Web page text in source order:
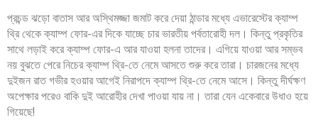
প্রচন্ড ঝড়ো বাতাস আর অস্থিমজ্জা জমাট করে দেয়া ঠান্ডার মধ্যে এভারেস্টের ক্যাম্প
থ্রি থেকে ক্যাম্প ফোর-এর দিকে যাচ্ছে চার ভারতীয় পর্বতারোহী দল। কিন্তু প্রকৃতির
সাথে লড়াই করে ক্যাম্প ফোর-এ আর যাওয়া হলনা তাদের। এগিয়ে যাওয়া আর সম্ভব
নয় বুঝতে পেরে নিচের ক্যাম্প থ্রি-তে নেমে আসতে শুরু করে তারা। চারজনের মধ্যে
দুইজন রাত গভীর হওয়ার আগেই নিরাপদে ক্যাম্প থ্রি-তে নেমে আসে। কিন্তু দীর্ঘক্ষণ
অপেক্ষার পরেও বাকি দুই আরোহীর দেখা পাওয়া যায় না। তারা যেন একেবারে উধাও হয়ে
গিয়েছে!